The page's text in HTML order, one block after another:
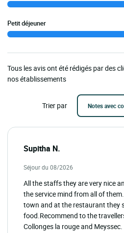
Petit déjeuner
Tous les avis ont été rédigés par des
nos établissements
Trier par
Supitha N.
Séjour du 08/2026
All the staffs they are very nice
the service mind from all of
town and at the restaurant they
food.Recommend to the
Collonges la rouge and Meyssec.